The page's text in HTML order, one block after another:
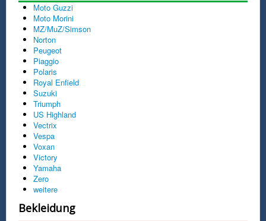
Moto Guzzi
Moto Morini
MZ/MuZ/Simson
Norton
Peugeot
Piaggio
Polaris
Royal Enfield
Suzuki
Triumph
US Highland
Vectrix
Vespa
Voxan
Victory
Yamaha
Zero
weitere
Bekleidung